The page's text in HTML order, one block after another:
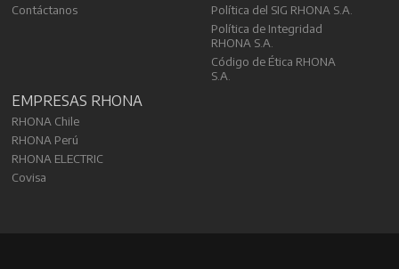
Contáctanos
Política del SIG RHONA S.A.
Política de Integridad
RHONA S.A.
Código de Ética RHONA
S.A.
EMPRESAS RHONA
RHONA Chile
RHONA Perú
RHONA ELECTRIC
Covisa